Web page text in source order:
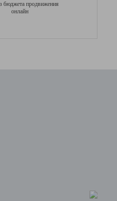
бюджета продвижения
онлайн